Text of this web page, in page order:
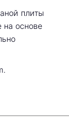
плиты
на основе